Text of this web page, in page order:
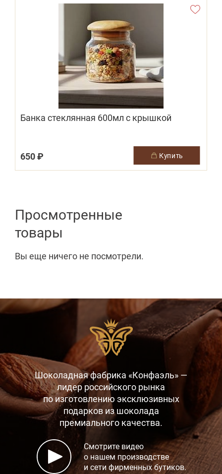
Банка стеклянная 600мл с крышкой
650 ₽ купить
Просмотренные
товары
Вы еще ничего не посмотрели.
Шоколадная фабрика «Конфаэль» —
лидер российского рынка
по изготовлению эксклюзивных
подарков из шоколада
премиального качества.
Смотрите видео
о нашем производстве
и сети фирменных бутиков.